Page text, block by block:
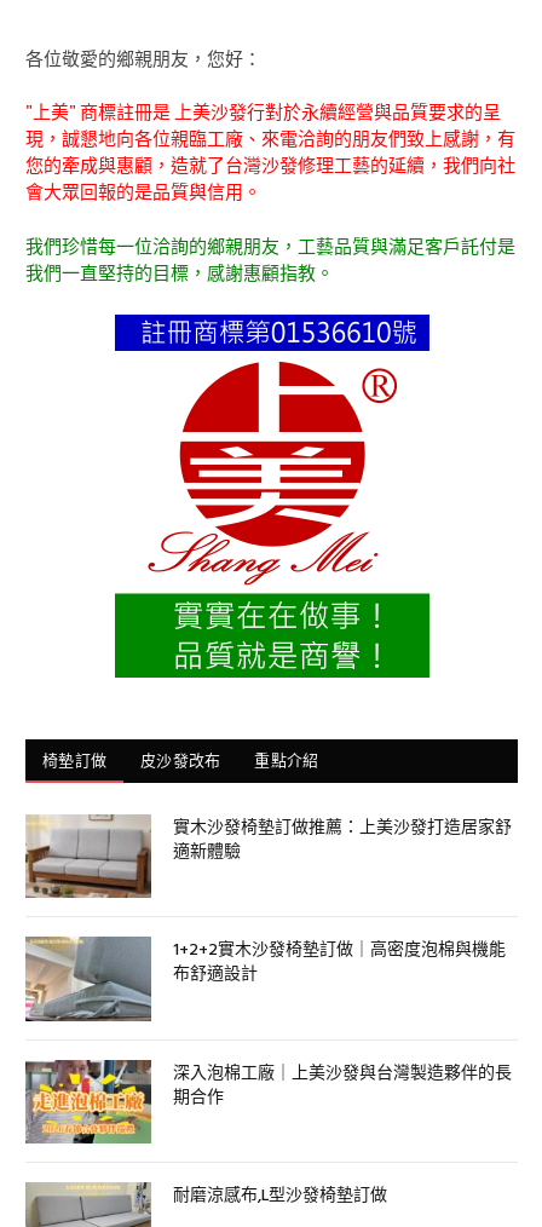
各位敬愛的鄉親朋友，您好：
"上美" 商標註冊是 上美沙發行對於永續經營與品質要求的呈
現，誠懇地向各位親臨工廠、來電洽詢的朋友們致上感謝，有
您的牽成與惠顧，造就了台灣沙發修理工藝的延續，我們向社
會大眾回報的是品質與信用。
我們珍惜每一位洽詢的鄉親朋友，工藝品質與滿足客戶託付是
我們一直堅持的目標，感謝惠顧指教。
椅墊訂做 皮沙發改布 重點介紹
實木沙發椅墊訂做推薦：上美沙發打造居家舒
適新體驗
1+2+2實木沙發椅墊訂做｜高密度泡棉與機能
布舒適設計
深入泡棉工廠｜上美沙發與台灣製造夥伴的長
期合作
耐磨涼感布,L型沙發椅墊訂做